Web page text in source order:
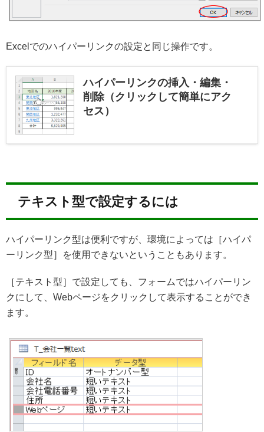
Excelでのハイパーリンクの設定と同じ操作です。
ハイパーリンクの挿入・編集・
削除（クリックして簡単にアク
セス）
テキスト型で設定するには
ハイパーリンク型は便利ですが、環境によっては［ハイパ
ーリンク型］を使用できないということもあります。
［テキスト型］で設定しても、フォームではハイパーリン
クにして、Webページをクリックして表示することができ
ます。